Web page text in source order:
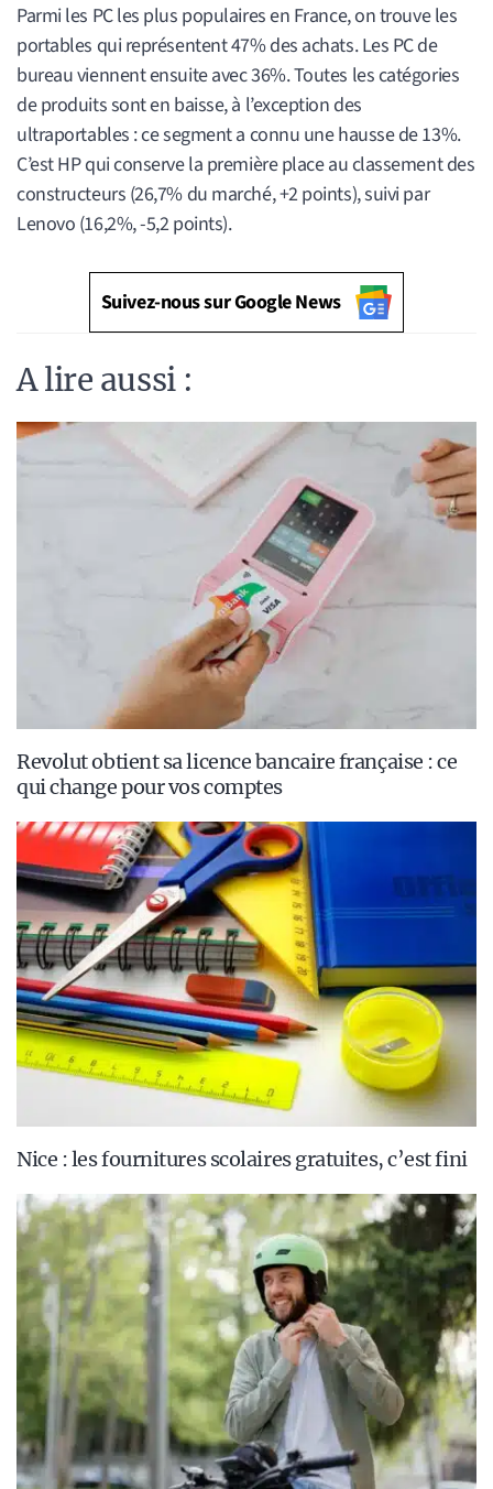
Parmi les PC les plus populaires en France, on trouve les
portables qui représentent 47% des achats. Les PC de
bureau viennent ensuite avec 36%. Toutes les catégories
de produits sont en baisse, à l’exception des
ultraportables : ce segment a connu une hausse de 13%.
C’est HP qui conserve la première place au classement des
constructeurs (26,7% du marché, +2 points), suivi par
Lenovo (16,2%, -5,2 points).
Suivez-nous sur Google News
A lire aussi :
Revolut obtient sa licence bancaire française : ce
qui change pour vos comptes
Nice : les fournitures scolaires gratuites, c’est fini